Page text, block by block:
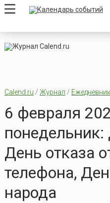
Calend.ru / Журнал / Ежедневник
6 февраля
День отказа
телефона,
народа